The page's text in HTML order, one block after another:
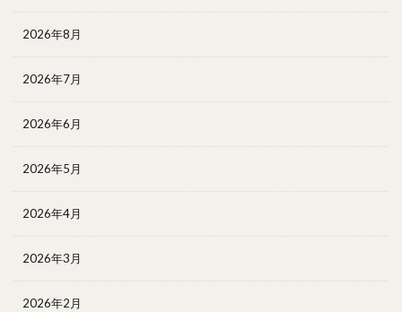
2026年8月
2026年7月
2026年6月
2026年5月
2026年4月
2026年3月
2026年2月